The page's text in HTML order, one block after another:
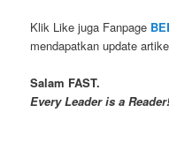
Klik Like juga Fanpage
mendapatkan update
Salam FAST.
Every Leader is a